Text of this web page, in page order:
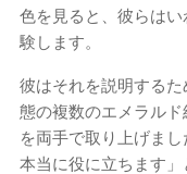
色を見ると、彼らは
験します。
彼はそれを説明する
態の複数のエメラルド
を両手で取り上げま
本当に役に立ちます」